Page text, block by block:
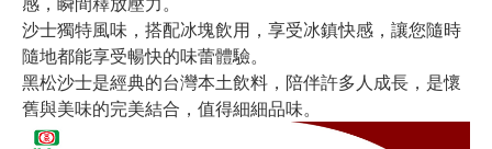
沙士獨特風味，搭配冰塊飲用，享受冰鎮快感，讓您隨時
隨地都能享受暢快的味蕾體驗。
黑松沙士是經典的台灣本土飲料，陪伴許多人成長，是懷
舊與美味的完美結合，值得細細品味。